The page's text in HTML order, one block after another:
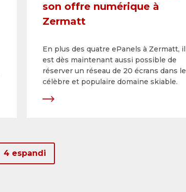
son offre numérique à
Zermatt
En plus des quatre ePanels à Zermatt, il
est dès maintenant aussi possible de
réserver un réseau de 20 écrans dans le
célèbre et populaire domaine skiable.
4 espandi